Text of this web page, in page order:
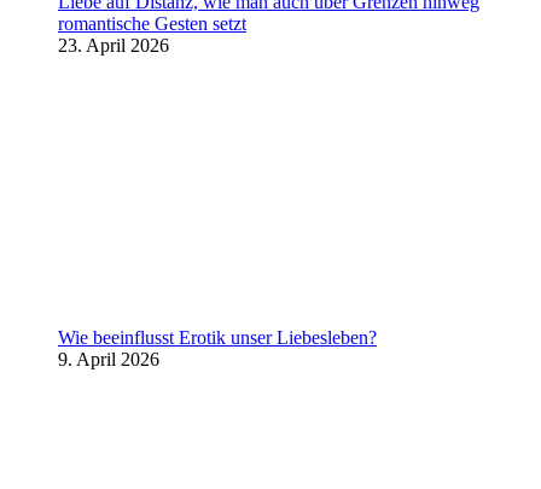
romantische Gesten setzt
23. April 2026
Wie beeinflusst Erotik unser Liebesleben?
9. April 2026